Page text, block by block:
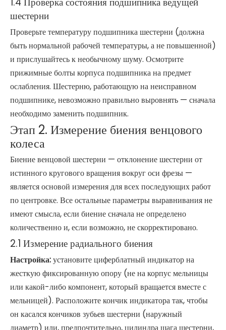
шестерни
Проверьте температуру подшипника шестерни (должна
быть нормальной рабочей температуры, а не повышенной)
и прислушайтесь к необычному шуму. Осмотрите
прижимные болты корпуса подшипника на предмет
ослабления. Шестерню, работающую на неисправном
подшипнике, невозможно правильно выровнять — сначала
необходимо заменить подшипник.
Этап 2. Измерение биения венцового
колеса
Биение венцовой шестерни — отклонение шестерни от
истинного кругового вращения вокруг оси фрезы —
является основой измерения для всех последующих работ
по центровке. Все остальные параметры выравнивания не
имеют смысла, если биение сначала не определено
количественно и, если возможно, не скорректировано.
2.1 Измерение радиального биения
Настройка:установите циферблатный индикатор на
жесткую фиксированную опору (не на корпус мельницы
или какой-либо компонент, который вращается вместе с
мельницей). Расположите кончик индикатора так, чтобы
он касался кончиков зубьев шестерни (наружный